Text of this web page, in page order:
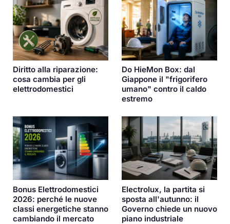
Diritto alla riparazione:
cosa cambia per gli
elettrodomestici
Do HieMon Box: dal
Giappone il "frigorifero
umano" contro il caldo
estremo
Bonus Elettrodomestici
2026: perché le nuove
classi energetiche stanno
cambiando il mercato
Electrolux, la partita si
sposta all'autunno: il
Governo chiede un nuovo
piano industriale